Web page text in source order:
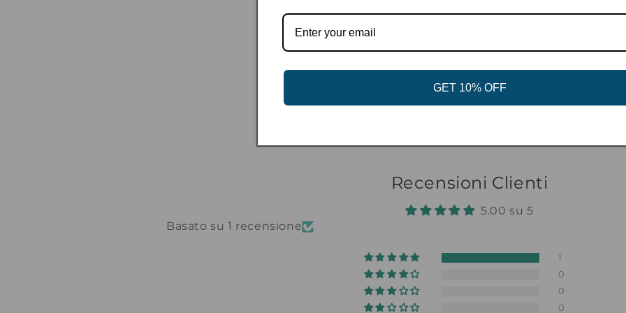
Ideale per spiaggia,
Recensioni Clienti
5.00 su 5
Basato su 1 recensione
1
0
0
0
GET 10% OFF